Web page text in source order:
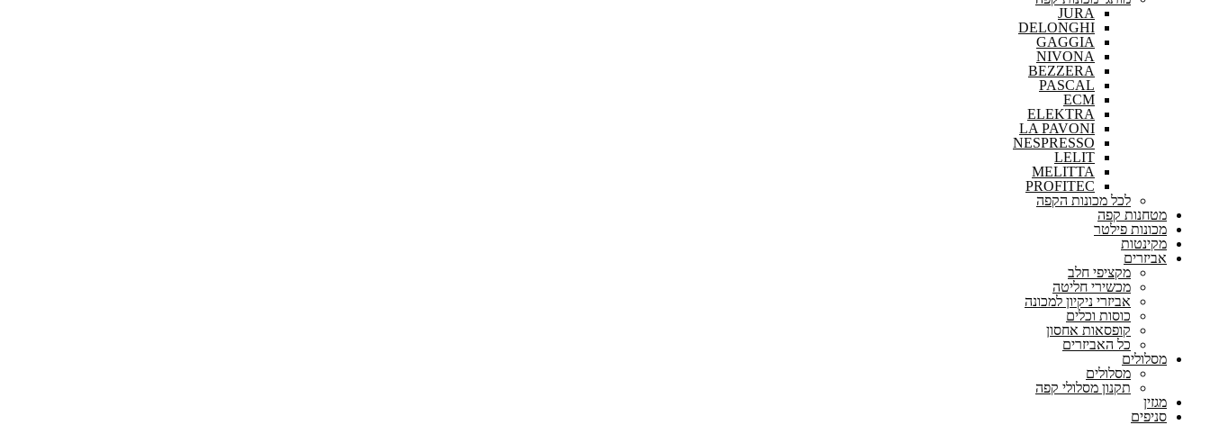
JURA
DELONGHI
GAGGIA
NIVONA
BEZZERA
PASCAL
ECM
ELEKTRA
LA PAVONI
NESPRESSO
LELIT
MELITTA
PROFITEC
לכל מכונות הקפה
מטחנות קפה
מכונות פילטר
מקינטות
אביזרים
מקציפי חלב
מכשירי חליטה
אביזרי ניקיון למכונה
כוסות וכלים
קופסאות אחסון
כל האביזרים
מסלולים
מסלולים
תקנון מסלולי קפה
מגזין
סניפים